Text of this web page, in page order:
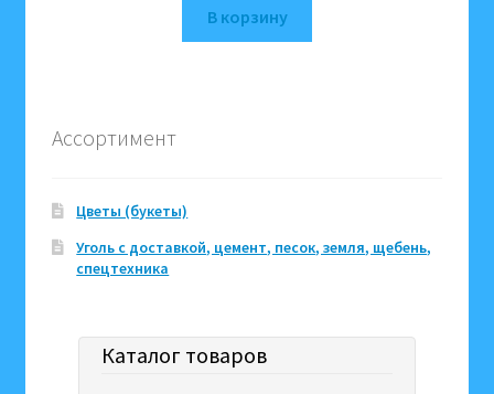
В корзину
Ассортимент
Цветы (букеты)
Уголь с доставкой, цемент, песок, земля, щебень,
спецтехника
Каталог товаров